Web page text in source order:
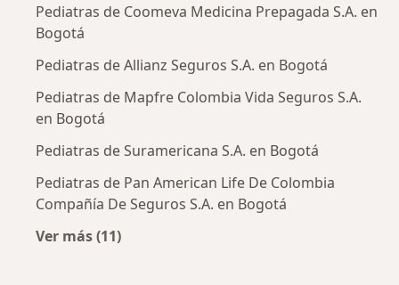
Pediatras de Coomeva Medicina Prepagada S.A. en
Bogotá
Pediatras de Allianz Seguros S.A. en Bogotá
Pediatras de Mapfre Colombia Vida Seguros S.A.
en Bogotá
Pediatras de Suramericana S.A. en Bogotá
Pediatras de Pan American Life De Colombia
Compañía De Seguros S.A. en Bogotá
Ver más (11)